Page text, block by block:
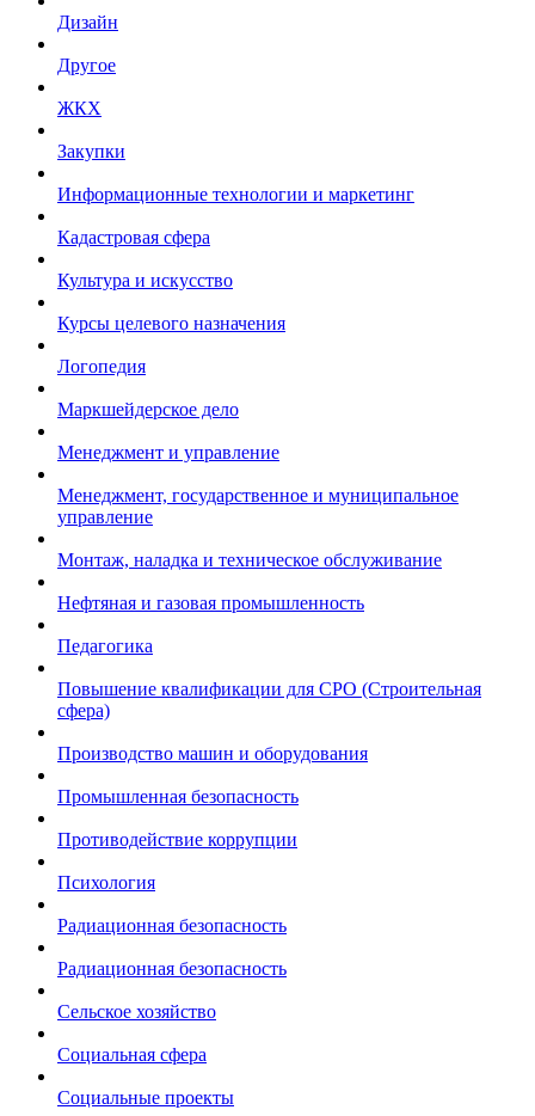
Дизайн
Другое
ЖКХ
Закупки
Информационные технологии и маркетинг
Кадастровая сфера
Культура и искусство
Курсы целевого назначения
Логопедия
Маркшейдерское дело
Менеджмент и управление
Менеджмент, государственное и муниципальное
управление
Монтаж, наладка и техническое обслуживание
Нефтяная и газовая промышленность
Педагогика
Повышение квалификации для СРО (Строительная
сфера)
Производство машин и оборудования
Промышленная безопасность
Противодействие коррупции
Психология
Радиационная безопасность
Радиационная безопасность
Сельское хозяйство
Социальная сфера
Социальные проекты